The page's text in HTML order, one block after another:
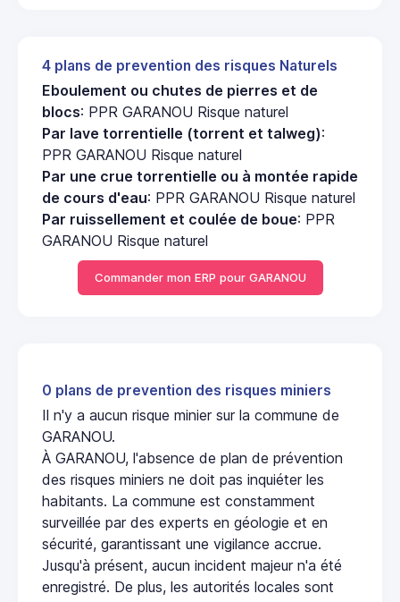
4 plans de prevention des risques Naturels
Eboulement ou chutes de pierres et de
blocs: PPR GARANOU Risque naturel
Par lave torrentielle (torrent et talweg):
PPR GARANOU Risque naturel
Par une crue torrentielle ou à montée rapide
de cours d'eau: PPR GARANOU Risque naturel
Par ruissellement et coulée de boue: PPR
GARANOU Risque naturel
Commander mon ERP pour GARANOU
0 plans de prevention des risques miniers
Il n'y a aucun risque minier sur la commune de
GARANOU.
À GARANOU, l'absence de plan de prévention
des risques miniers ne doit pas inquiéter les
habitants. La commune est constamment
surveillée par des experts en géologie et en
sécurité, garantissant une vigilance accrue.
Jusqu'à présent, aucun incident majeur n'a été
enregistré. De plus, les autorités locales sont